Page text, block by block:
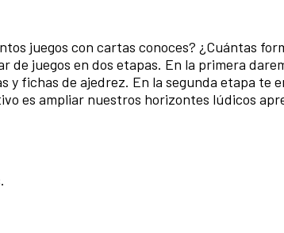
juegos con cartas conoces? ¿Cuántas
de juegos en dos etapas. En la primera
y fichas de ajedrez. En la segunda etapa te
es ampliar nuestros horizontes lúdicos